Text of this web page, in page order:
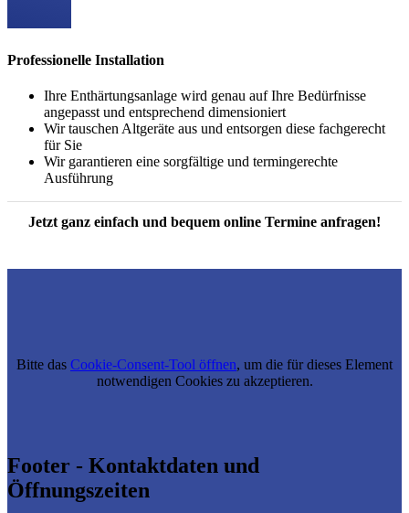
Professionelle Installation
Ihre Enthärtungsanlage wird genau auf Ihre Bedürfnisse
angepasst und entsprechend dimensioniert
Wir tauschen Altgeräte aus und entsorgen diese fachgerecht
für Sie
Wir garantieren eine sorgfältige und termingerechte
Ausführung
Jetzt ganz einfach und bequem online Termine anfragen!
Bitte das Cookie-Consent-Tool öffnen, um die für dieses Element
notwendigen Cookies zu akzeptieren.
Footer - Kontaktdaten und
Öffnungszeiten